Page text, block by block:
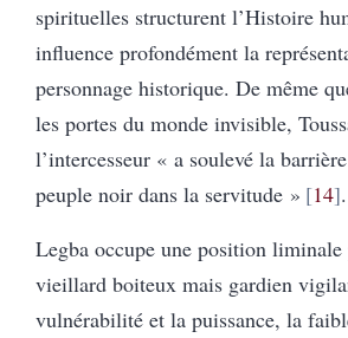
spirituelles structurent l’Histoire
influence profondément la
personnage historique. De même
les portes du monde invisible,
l’intercesseur « a soulevé la
peuple noir dans la servitude » 14 .
Legba occupe une position liminale
vieillard boiteux mais gardien
vulnérabilité et la puissance, la